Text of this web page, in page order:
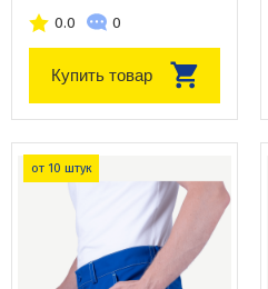
0.0 0
Купить товар
от 10 штук